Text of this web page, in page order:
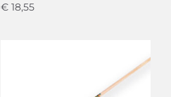
€18,55